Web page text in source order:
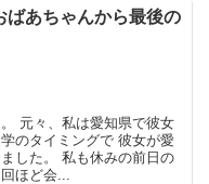
ばあちゃんから最後の
元々、私は愛知県で彼女
のタイミングで 彼女が愛
した。 私も休みの前日の
ほど会...